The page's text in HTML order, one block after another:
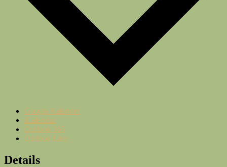
Google Kalender
iCalendar
Outlook 365
Outlook Live
Details